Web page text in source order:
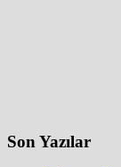
Son Yazılar